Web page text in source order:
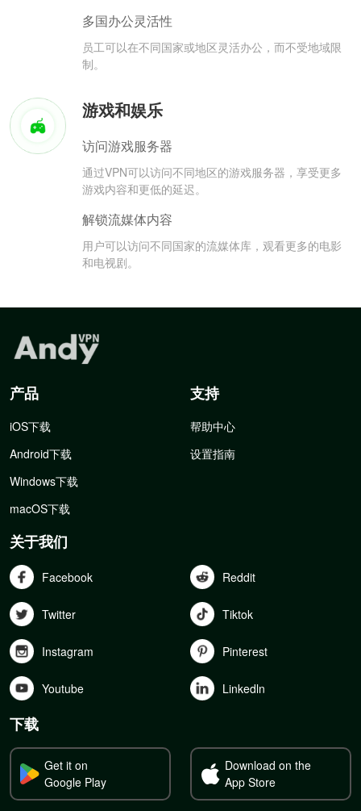
多国办公灵活性
员工可以在不同国家或地区灵活办公，而不受地域限
制。
游戏和娱乐
访问游戏服务器
通过VPN可以访问不同地区的游戏服务器，享受更多
游戏内容和更低的延迟。
解锁流媒体内容
用户可以访问不同国家的流媒体库，观看更多的电影
和电视剧。
产品
iOS下载
Android下载
Windows下载
macOS下载
支持
帮助中心
设置指南
关于我们
Facebook Reddit
Twitter Tiktok
Instagram Pinterest
Youtube Linkedln
下载
Get it on
Google Play
Download on the
App Store